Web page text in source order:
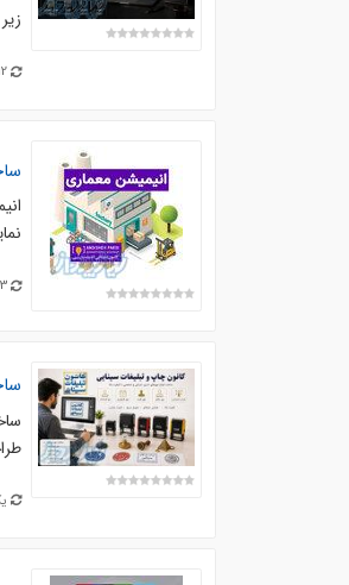
زیر
12
13